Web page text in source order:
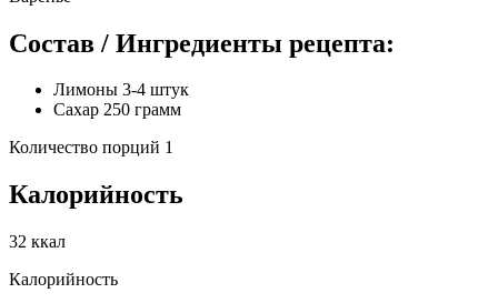
Состав / Ингредиенты рецепта:
Лимоны 3-4 штук
Сахар 250 грамм
Количество порций 1
Калорийность
32 ккал
Калорийность